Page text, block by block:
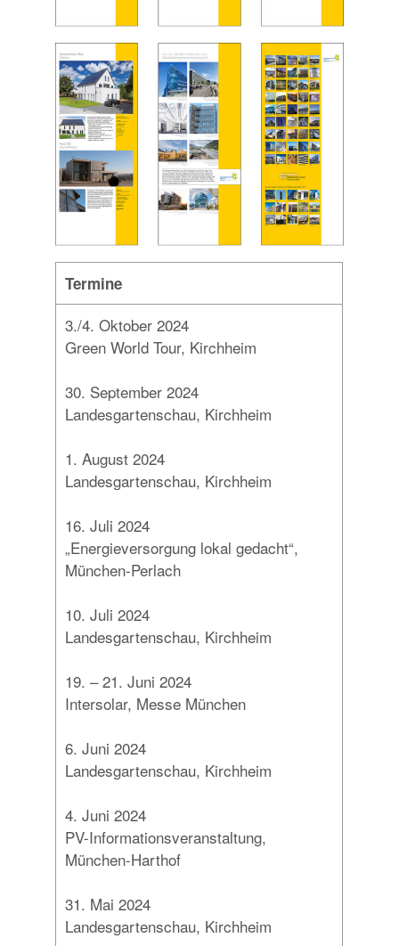
Termine
3./4. Oktober 2024
Green World Tour, Kirchheim
30. September 2024
Landesgartenschau, Kirchheim
1. August 2024
Landesgartenschau, Kirchheim
16. Juli 2024
„Energieversorgung lokal gedacht“,
München-Perlach
10. Juli 2024
Landesgartenschau, Kirchheim
19. – 21. Juni 2024
Intersolar, Messe München
6. Juni 2024
Landesgartenschau, Kirchheim
4. Juni 2024
PV-Informationsveranstaltung,
München-Harthof
31. Mai 2024
Landesgartenschau, Kirchheim